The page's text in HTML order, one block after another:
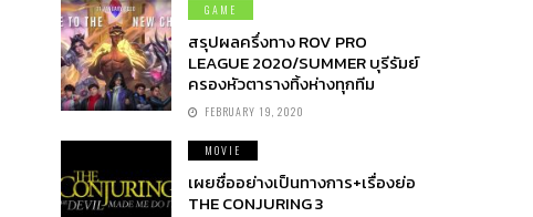
GAME
สรุปผลครึ่งทาง ROV PRO
LEAGUE 2020/SUMMER บุรีรัมย์
ครองหัวตารางทิ้งห่างทุกทีม
FEBRUARY 19, 2020
MOVIE
เผยชื่ออย่างเป็นทางการ+เรื่องย่อ
THE CONJURING 3